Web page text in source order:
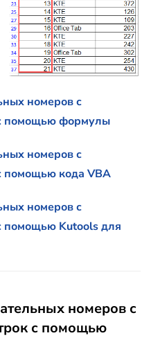
номеров с
помощью формулы
номеров с
помощью кода VBA
номеров с
помощью Kutools для
номеров с
с помощью